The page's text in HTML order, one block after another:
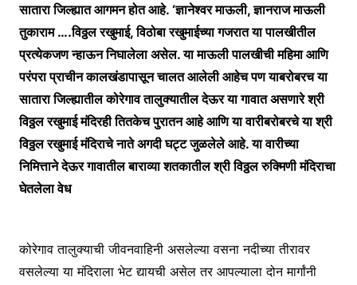
सातारा जिल्ह्यात आगमन होत आहे. ‘ज्ञानेश्वर माऊली, ज्ञानराज माऊली
तुकाराम ….विठ्ठल रखुमाई, विठोबा रखुमाईच्या गजरात या पालखीतील
प्रत्येकजण न्हाऊन निघालेला असेल. या माऊली पालखीची महिमा आणि
परंपरा प्राचीन कालखंडापासून चालत आलेली आहेच पण याबरोबरच या
सातारा जिल्ह्यातील कोरेगाव तालुक्यातील देऊर या गावात असणारे श्री
विठ्ठल रखुमाई मंदिरही तितकेच पुरातन आहे आणि या वारीबरोबरचे या श्री
विठ्ठल रखुमाई मंदिराचे नाते अगदी घट्ट जुळलेले आहे. या वारीच्या
निमित्ताने देऊर गावातील बाराव्या शतकातील श्री विठ्ठल रुक्मिणी मंदिराचा
घेतलेला वेध
कोरेगाव तालुक्याची जीवनवाहिनी असलेल्या वसना नदीच्या तीरावर
वसलेल्या या मंदिराला भेट द्यायची असेल तर आपल्याला दोन मार्गांनी